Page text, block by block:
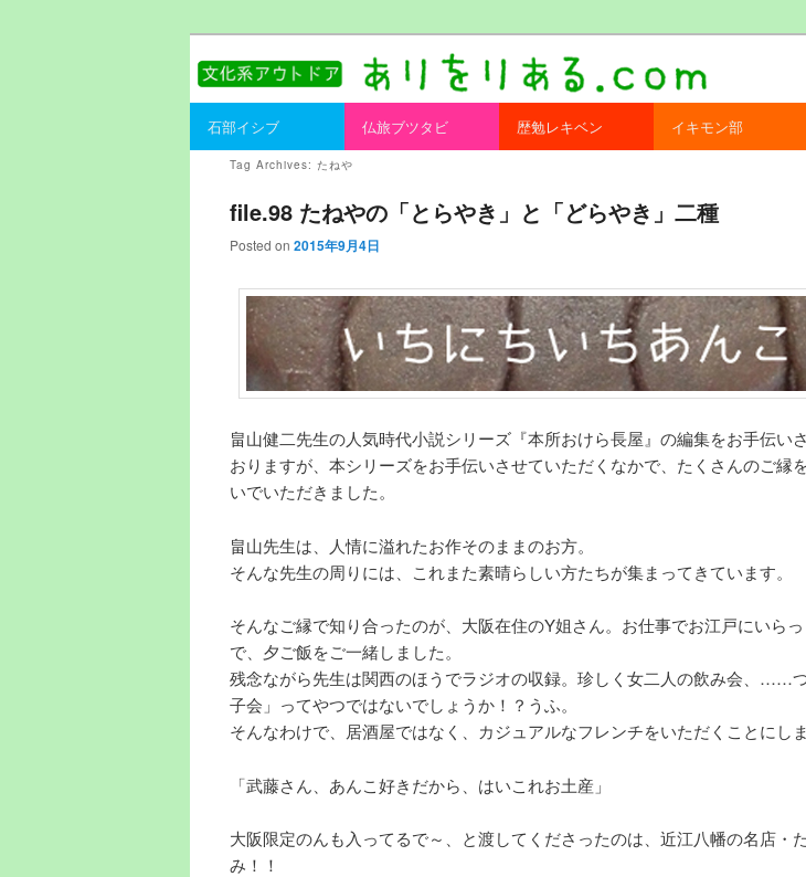
ありをりある.com
書を持ってそとへ出よう。
Main menu
Skip to primary content
Skip to secondary content
石部イシブ 仏旅ブツタビ 歴勉レキベン イキモン部
Tag Archives: たねや
file.98 たねやの「とらやき」と「どらやき」二種
Posted on 2015年9月4日
畠山健二先生の人気時代小説シリーズ『本所おけら長屋』の編集をお手伝い
おりますが、本シリーズをお手伝いさせていただくなかで、たくさんのご縁
いでいただきました。
畠山先生は、人情に溢れたお作そのままのお方。
そんな先生の周りには、これまた素晴らしい方たちが集まってきています。
そんなご縁で知り合ったのが、大阪在住のY姐さん。お仕事でお江戸にいら
で、夕ご飯をご一緒しました。
残念ながら先生は関西のほうでラジオの収録。珍しく女二人の飲み会、……
子会」ってやつではないでしょうか！？うふ。
そんなわけで、居酒屋ではなく、カジュアルなフレンチをいただくことにしま
「武藤さん、あんこ好きだから、はいこれお土産」
大阪限定のんも入ってるで～、と渡してくださったのは、近江八幡の名店・
み！！